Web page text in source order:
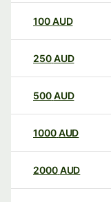
100AUD
250AUD
500AUD
1000AUD
2000AUD